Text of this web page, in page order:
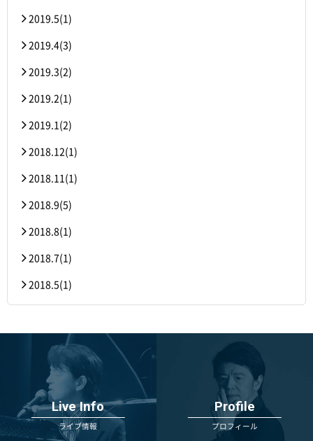
2019.5(1)
2019.4(3)
2019.3(2)
2019.2(1)
2019.1(2)
2018.12(1)
2018.11(1)
2018.9(5)
2018.8(1)
2018.7(1)
2018.5(1)
Live Info
ライブ情報
Profile
プロフィール